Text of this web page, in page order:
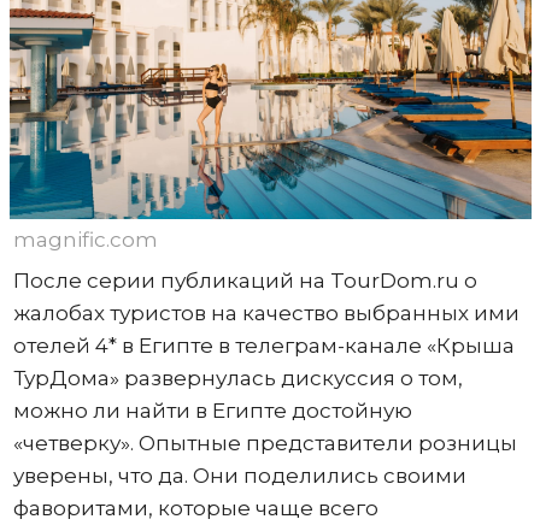
magnific.com
После серии публикаций на TourDom.ru о
жалобах туристов на качество выбранных ими
отелей 4* в Египте в телеграм-канале «Крыша
ТурДома» развернулась дискуссия о том,
можно ли найти в Египте достойную
«четверку». Опытные представители розницы
уверены, что да. Они поделились своими
фаворитами, которые чаще всего